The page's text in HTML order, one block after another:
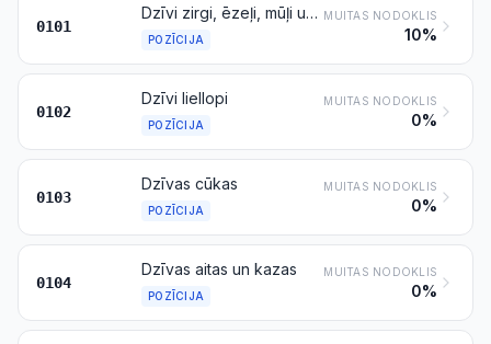
0101
Dzīvi zirgi, ēzeļi, mūļi un zirgēzeļi
POZĪCIJA
MUITAS NODOKLIS
10%
0102
Dzīvi liellopi
POZĪCIJA
MUITAS NODOKLIS
0%
0103
Dzīvas cūkas
POZĪCIJA
MUITAS NODOKLIS
0%
0104
Dzīvas aitas un kazas
POZĪCIJA
MUITAS NODOKLIS
0%